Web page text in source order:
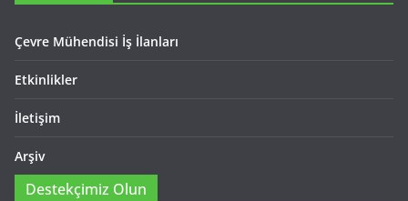
Çevre Mühendisi İş İlanları
Etkinlikler
İletişim
Arşiv
Destekçimiz Olun